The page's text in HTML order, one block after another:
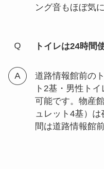
ング音もほぼ気
トイレは24時間
道路情報館前の
ト2基・男性ト
可能です。物産
ュレット4基）
間は道路情報館